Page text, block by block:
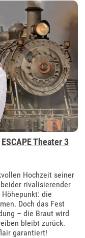
ESCAPE Theater 3
Hochzeit seiner
rivalisierender
die
Doch das Fest
– die Braut wird
bleibt zurück.
garantiert!